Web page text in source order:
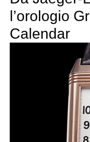
l’orologio
Calendar